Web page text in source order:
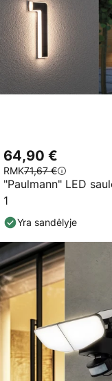
"Paulmann" LED
1
64,90 €
RMK71,67 €
Yra sandėlyje